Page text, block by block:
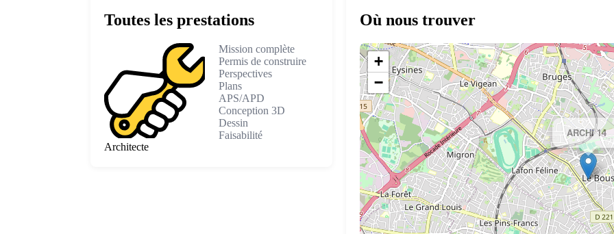
Toutes les prestations
Architecte
Mission complète
Permis de construire
Perspectives
Plans
APS/APD
Conception 3D
Dessin
Faisabilité
Où nous trouver
ARCHI 14
+
−